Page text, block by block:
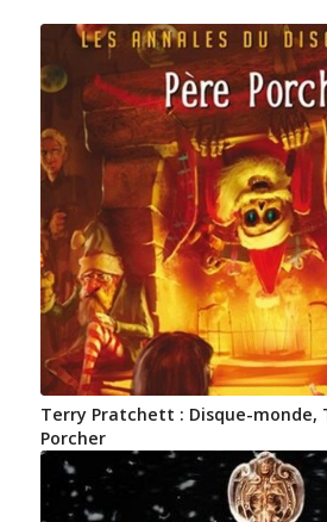
Terry Pratchett : Disque-monde,
Porcher